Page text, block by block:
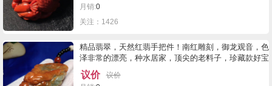
月销:0
关注：1426
精品翡翠，天然红翡手把件！南红雕刻，御龙观音，色
泽非常的漂亮，种水居家，顶尖的老料子，珍藏款好宝
贝，尺寸93.40.28。155.9克。价格9800 先款先得
议价
议价